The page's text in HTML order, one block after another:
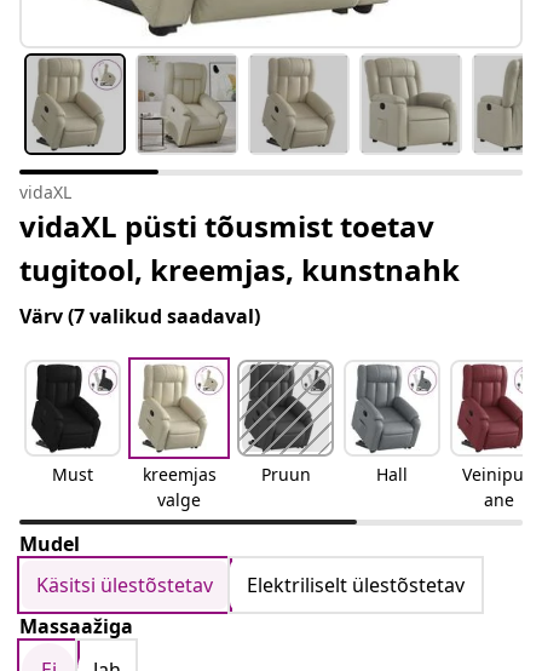
vidaXL
vidaXL püsti tõusmist toetav
tugitool, kreemjas, kunstnahk
Värv(7 valikud saadaval)
Must
kreemjas
valge
Pruun Hall
Veinipun
ane
Mudel
Käsitsi ülestõstetav
Elektriliselt ülestõstetav
Massaažiga